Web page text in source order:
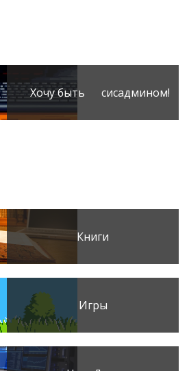
Хочу быть сисадмином!
Книги
Игры